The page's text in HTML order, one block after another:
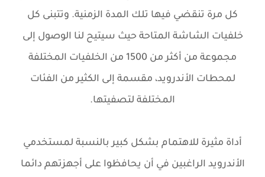
كل مرة تنقضي فيها تلك المدة الزمنية. وتتبنى كل
خلفيات الشاشة المتاحة حيث سيتيح لنا الوصول إلى
مجموعة من أكثر من 1500 من الخلفيات المختلفة
لمحطات الأندرويد، مقسمة إلى الكثير من الفئات
المختلفة لتصفيتها.
أداة مثيرة للاهتمام بشكل كبير بالنسبة لمستخدمي
الأندرويد الراغبين في أن يحافظوا على أجهزتهم دائما